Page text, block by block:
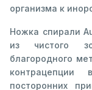
организма к
Ножка спирали
из чистого
благородного
посторонних